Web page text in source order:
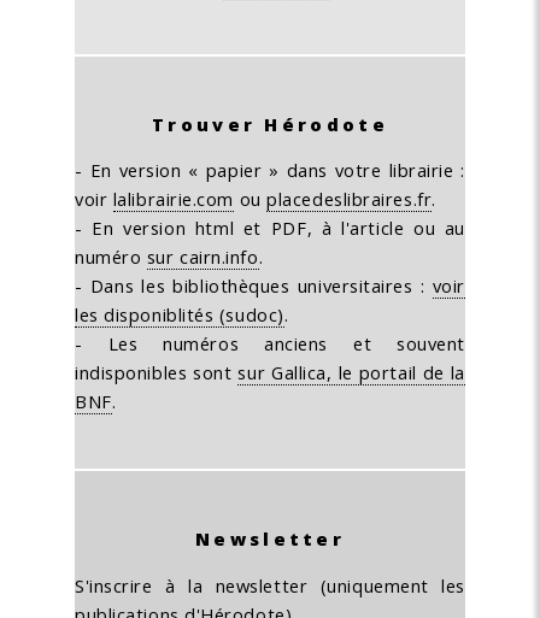
Trouver Hérodote
- En version « papier » dans votre librairie :
voir lalibrairie.com ouplacedeslibraires.fr.
- En version html et PDF, à l'article ou au
numéro sur cairn.info.
- Dans les bibliothèques universitaires : voir
les disponiblités (sudoc).
- Les numéros anciens et souvent
indisponibles sontsur Gallica, le portail de la
BNF.
Newsletter
S'inscrire à la newsletter (uniquement les